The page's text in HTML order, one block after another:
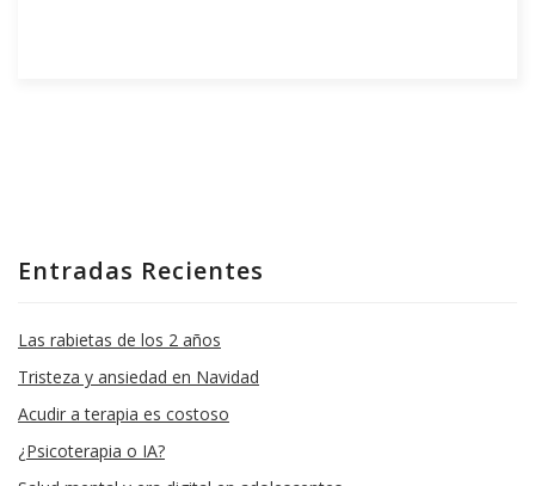
Entradas Recientes
Las rabietas de los 2 años
Tristeza y ansiedad en Navidad
Acudir a terapia es costoso
¿Psicoterapia o IA?